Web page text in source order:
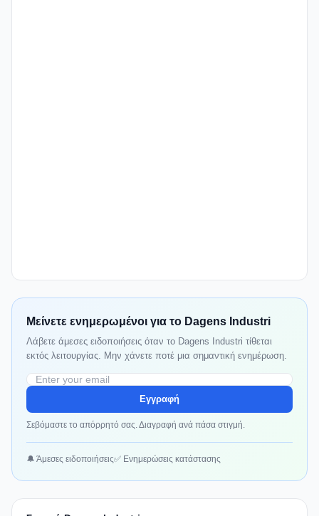
Μείνετε ενημερωμένοι για το Dagens Industri
Λάβετε άμεσες ειδοποιήσεις όταν το Dagens Industri τίθεται
εκτός λειτουργίας. Μην χάνετε ποτέ μια σημαντική ενημέρωση.
Εγγραφή
Σεβόμαστε το απόρρητό σας. Διαγραφή ανά πάσα στιγμή.
🔔 Άμεσες ειδοποιήσεις✅ Ενημερώσεις κατάστασης